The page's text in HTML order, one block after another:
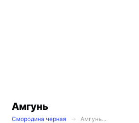
Амгунь
Смородина черная
Амгунь...